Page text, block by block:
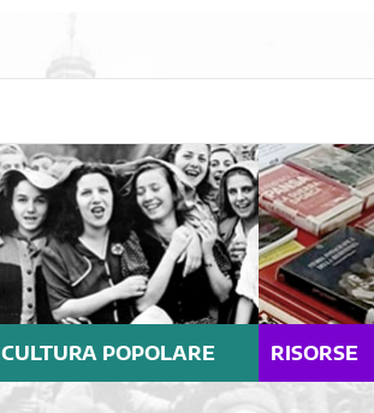
CULTURA POPOLARE RISORSE